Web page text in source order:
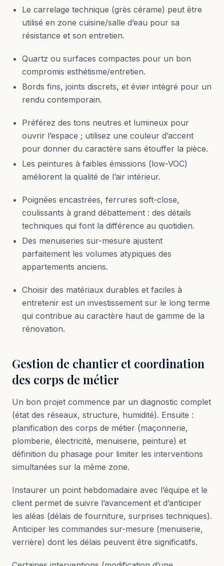
Le carrelage technique (grès cérame) peut être
utilisé en zone cuisine/salle d’eau pour sa
résistance et son entretien.
Quartz ou surfaces compactes pour un bon
compromis esthétisme/entretien.
Bords fins, joints discrets, et évier intégré pour un
rendu contemporain.
Préférez des tons neutres et lumineux pour
ouvrir l’espace ; utilisez une couleur d’accent
pour donner du caractère sans étouffer la pièce.
Les peintures à faibles émissions (low-VOC)
améliorent la qualité de l’air intérieur.
Poignées encastrées, ferrures soft-close,
coulissants à grand débattement : des détails
techniques qui font la différence au quotidien.
Des menuiseries sur-mesure ajustent
parfaitement les volumes atypiques des
appartements anciens.
Choisir des matériaux durables et faciles à
entretenir est un investissement sur le long terme
qui contribue au caractère haut de gamme de la
rénovation.
Gestion de chantier et coordination
des corps de métier
Un bon projet commence par un diagnostic complet
(état des réseaux, structure, humidité). Ensuite :
planification des corps de métier (maçonnerie,
plomberie, électricité, menuiserie, peinture) et
définition du phasage pour limiter les interventions
simultanées sur la même zone.
Instaurer un point hebdomadaire avec l’équipe et le
client permet de suivre l’avancement et d’anticiper
les aléas (délais de fourniture, surprises techniques).
Anticiper les commandes sur-mesure (menuiserie,
verrière) dont les délais peuvent être significatifs.